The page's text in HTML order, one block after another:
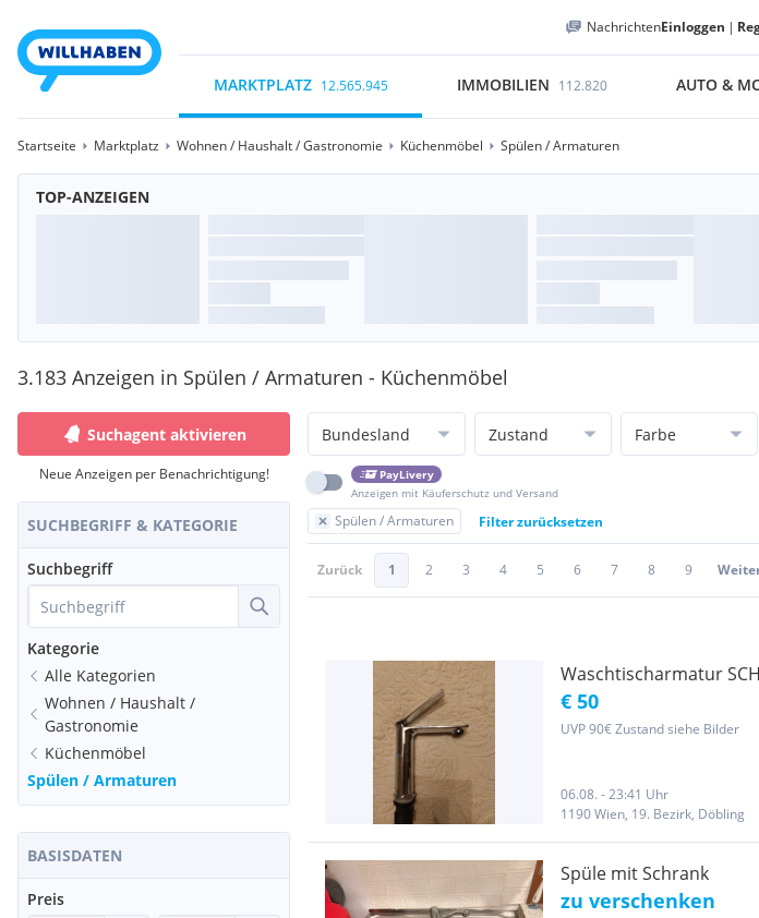
NachrichtenEinloggen |
MARKTPLATZ 12.565.945 IMMOBILIEN 112.820 AUTO &
Startseite Marktplatz Wohnen / Haushalt / Gastronomie Küchenmöbel Spülen / Armaturen
TOP-ANZEIGEN
3.183 Anzeigen in Spülen / Armaturen - Küchenmöbel
Suchagent aktivieren
Neue Anzeigen per Benachrichtigung!
SUCHBEGRIFF & KATEGORIE
Suchbegriff
Kategorie
Alle Kategorien
Wohnen / Haushalt /
Gastronomie
Küchenmöbel
Spülen / Armaturen
BASISDATEN
Preis
Bundesland Zustand Farbe
PayLivery
Anzeigen mit Käuferschutz und Versand
Spülen / Armaturen Filter zurücksetzen
Zurück 1 2 3 4 5 6 7 8 9
Waschtischarmatur
€ 50
UVP 90€ Zustand siehe Bilder
06.08. - 23:41 Uhr
1190 Wien, 19. Bezirk, Döbling
Spüle mit Schrank
zu verschenken